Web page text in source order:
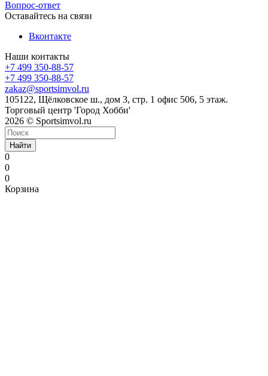
Вопрос-ответ
Оставайтесь на связи
Вконтакте
Наши контакты
+7 499 350-88-57
+7 499 350-88-57
zakaz@sportsimvol.ru
105122, Щёлковское ш., дом 3, стр. 1 офис 506, 5 этаж.
Торговый центр 'Город Хобби'
2026 © Sportsimvol.ru
Найти
0
0
0
Корзина